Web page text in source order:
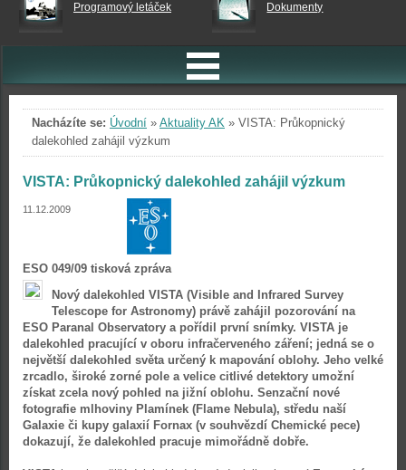
Programový letáček Dokumenty
Nacházíte se: Úvodní » Aktuality AK » VISTA: Průkopnický
dalekohled zahájil výzkum
VISTA: Průkopnický dalekohled zahájil výzkum
11.12.2009
ESO 049/09 tisková zpráva
Nový dalekohled VISTA (Visible and Infrared Survey
Telescope for Astronomy) právě zahájil pozorování na
ESO Paranal Observatory a pořídil první snímky. VISTA je
dalekohled pracující v oboru infračerveného záření; jedná se o
největší dalekohled světa určený k mapování oblohy. Jeho velké
zrcadlo, široké zorné pole a velice citlivé detektory umožní
získat zcela nový pohled na jižní oblohu. Senzační nové
fotografie mlhoviny Plamínek (Flame Nebula), středu naší
Galaxie či kupy galaxií Fornax (v souhvězdí Chemické pece)
dokazují, že dalekohled pracuje mimořádně dobře.